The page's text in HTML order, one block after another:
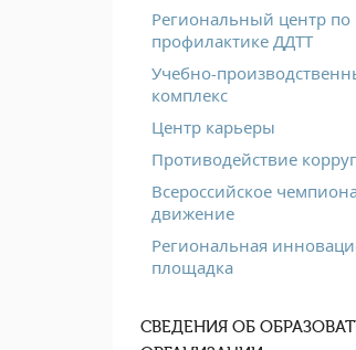
Региональный центр по
профилактике ДДТТ
Учебно-
комплекс
Центр карьеры
Противодействие
Всероссийское
движение
Региональная
площадка
СВЕДЕНИЯ ОБ